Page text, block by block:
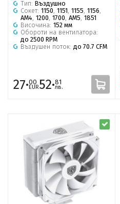
Тип: Въздушно
Сокет: 1150, 1151, 1155, 1156,
AM4, 1200, 1700, AM5, 1851
Височина: 152 мм
Обороти на вентилатора:
до 2500 RPM
Въздушен поток: до 70.7 CFM
27·00
EUR52·81
лв.